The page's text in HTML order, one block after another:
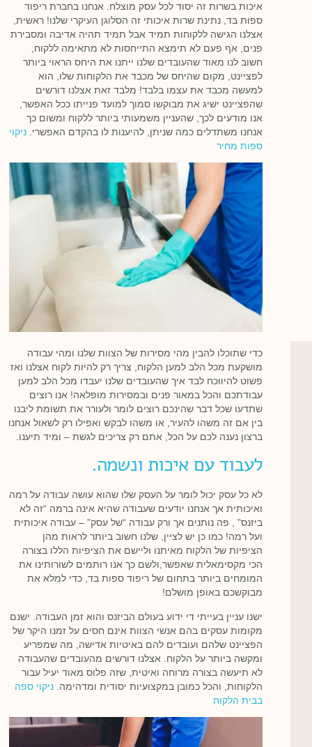
איכות בשרות זה יסוד לכל עסק מוצלח. אנחנו בחברת ריפוד
ספות בד, נתינת שרות איכותי זה הסלוגן העיקרי שלנו! ראשית,
אצלנו הגישה ללקוחות תמיד אבל תמיד תהיה אדיבה ומסבירת
פנים, אף פעם לא תימצא התייחסות לא מתאימה ללקוח,
חשוב לנו מאוד שהעובדים שלנו ייתנו את היחס הראוי ביותר
לפציינט, מקום שהיחס של מכבד את הלקוחות שלו, הוא
למעשה מכבד את עצמו בלבד! מלבד זאת אצלנו דורשים
שהפציינט ישיג את מבוקשו סמוך למועד פנייתו ככל האפשר,
אנו מודעים לכך, שהעניין משמעותי ביותר ללקוח ומשום כך
אנחנו משתדלים כמה שניתן, להיענות לו בהקדם האפשרי. ניקוי
ספות מחיר
כדי שתוכלו להבין מהי מסירות של הצוות שלנו ומהי עבודה
מושקעת מכל הלב למען הלקוח, צריך רק להיות לקוח אצלנו ואז
פשוט להיווכח לבד איך שהעובדים שלנו יעבדו מכל הלב למען
עבודתכם והכל במאור פנים ובמסירות מופלאה! אנו רוצים
שתדעו שכל דבר שהינכם רוצים לומר ולעורר את תשומת ליבנו
בין אם זה משהו להעיר, או משהו לבקש ואפילו רק לשאול אנחנו
ברצון נענה לכם על הכל, אתם רק צריכים לגשת – ומיד תיענו.
לעבוד עם איכות ונשמה.
לא כל עסק יכול לומר על העסק שלו שהוא עושה עבודה על רמה
ואיכותית אך אנחנו יודעים שעבודה שהיא אינה ברמה “זה לא
ביזנס” , פה נותנים אך ורק עבודה “של עסק” – עבודה איכותית
ועל רמה! כמו כן יש לציין, שלנו חשוב ביותר לראות מהן
הציפיות של הלקוח מאיתנו וליישם את הציפיות הללו בצורה
הכי מקסימאלית שאפשר,ולשם כך אנו רותמים לשורותינו את
המומחים ביותר בתחום של ריפוד ספות בד, כדי למלא את
מבוקשכם באופן מושלם!
ישנו עניין בעייתי די ידוע בעולם הביזנס והוא זמן העבודה. ישנם
מקומות עסקים בהם אנשי הצוות אינם חסים על זמנו היקר של
הפציינט שלהם ועובדים להם באיטיות אדישה, מה שמפריע
ומקשה ביותר על הלקוח. אצלנו דורשים מהעובדים שהעבודה
לא תיעשה בצורה מרוחה ואיטית, שזה פלוס מאוד יעיל עבור
הלקוחות, והכל כמובן במקצועיות יסודית ומדהימה. ניקוי ספה
בבית הלקוח